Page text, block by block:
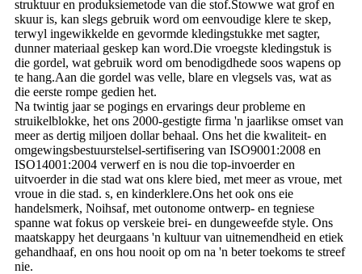
struktuur en produksiemetode van die stof.Stowwe wat grof en
skuur is, kan slegs gebruik word om eenvoudige klere te skep,
terwyl ingewikkelde en gevormde kledingstukke met sagter,
dunner materiaal geskep kan word.Die vroegste kledingstuk is
die gordel, wat gebruik word om benodigdhede soos wapens op
te hang.Aan die gordel was velle, blare en vlegsels vas, wat as
die eerste rompe gedien het.
Na twintig jaar se pogings en ervarings deur probleme en
struikelblokke, het ons 2000-gestigte firma 'n jaarlikse omset van
meer as dertig miljoen dollar behaal. Ons het die kwaliteit- en
omgewingsbestuurstelsel-sertifisering van ISO9001:2008 en
ISO14001:2004 verwerf en is nou die top-invoerder en
uitvoerder in die stad wat ons klere bied, met meer as vroue, met
vroue in die stad. s, en kinderklere.Ons het ook ons ​​eie
handelsmerk, Noihsaf, met outonome ontwerp- en tegniese
spanne wat fokus op verskeie brei- en dungeweefde style. Ons
maatskappy het deurgaans 'n kultuur van uitnemendheid en etiek
gehandhaaf, en ons hou nooit op om na 'n beter toekoms te streef
nie.